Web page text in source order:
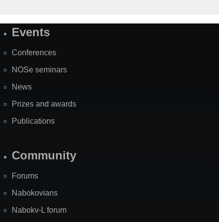
SiteEvents
Conferences
NOSe seminars
News
Prizes and awards
Publications
Community
Forums
Nabokovians
Nabokv-L forum